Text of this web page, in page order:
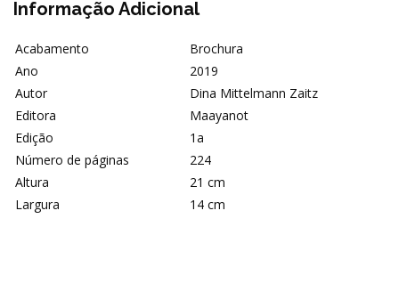
Informação Adicional
Acabamento
Brochura
Ano
2019
Autor
Dina Mittelmann Zaitz
Editora
Maayanot
Edição
1a
Número de páginas
224
Altura
21 cm
Largura
14 cm